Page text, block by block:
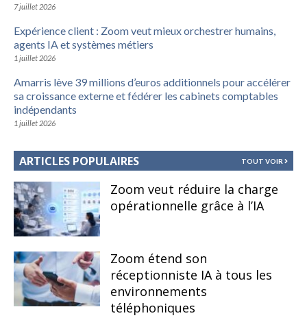
7 juillet 2026
Expérience client : Zoom veut mieux orchestrer humains,
agents IA et systèmes métiers
1 juillet 2026
Amarris lève 39 millions d’euros additionnels pour accélérer
sa croissance externe et fédérer les cabinets comptables
indépendants
1 juillet 2026
ARTICLES POPULAIRES TOUT VOIR
Zoom veut réduire la charge
opérationnelle grâce à l’IA
Zoom étend son
réceptionniste IA à tous les
environnements
téléphoniques